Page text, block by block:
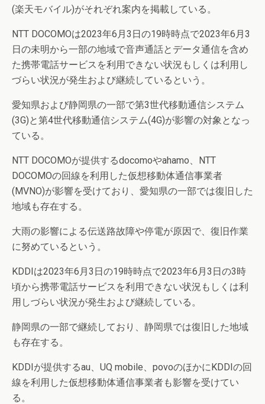
(楽天モバイル)がそれぞれ案内を掲載している。
NTT DOCOMOは2023年6月3日の19時時点で2023年6月3
日の未明から一部の地域で音声通話とデータ通信を含め
た携帯電話サービスを利用できない状況もしくは利用し
づらい状況が発生および継続しているという。
愛知県および静岡県の一部で第3世代移動通信システム
(3G)と第4世代移動通信システム(4G)が影響の対象となっ
ている。
NTT DOCOMOが提供するdocomoやahamo、NTT
DOCOMOの回線を利用した仮想移動体通信事業者
(MVNO)が影響を受けており、愛知県の一部では復旧した
地域も存在する。
大雨の影響による伝送路故障や停電が原因で、復旧作業
に努めているという。
KDDIは2023年6月3日の19時時点で2023年6月3日の3時
頃から携帯電話サービスを利用できない状況もしくは利
用しづらい状況が発生および継続している。
静岡県の一部で継続しており、静岡県では復旧した地域
も存在する。
KDDIが提供するau、UQ mobile、povoのほかにKDDIの回
線を利用した仮想移動体通信事業者も影響を受けてい
る。